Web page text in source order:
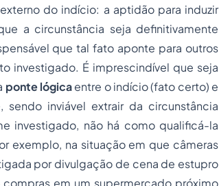
do indício: a aptidão para induzir
a circunstância seja definitivamente
que tal fato aponte para outros
investigado. É imprescindível que seja
ponte lógicaentre o indício (fato certo) e
inviável extrair da circunstância
investigado, não há como qualificá-la
exemplo, na situação em que câmeras
por divulgação de cena de estupro
em um supermercado próximo